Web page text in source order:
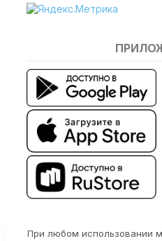
При любом использовании